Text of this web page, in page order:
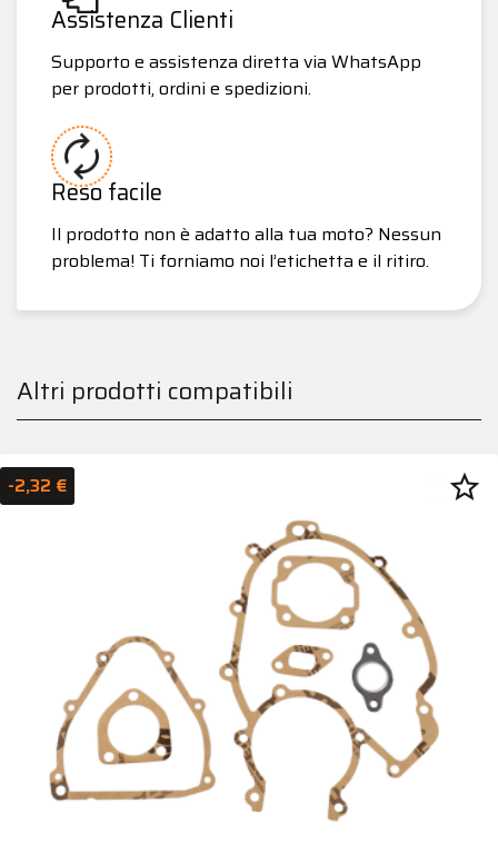
Assistenza Clienti
Supporto e assistenza diretta via WhatsApp
per prodotti, ordini e spedizioni.
Reso facile
Il prodotto non è adatto alla tua moto? Nessun
problema! Ti forniamo noi l’etichetta e il ritiro.
Altri prodotti compatibili
-2,32 € star_border